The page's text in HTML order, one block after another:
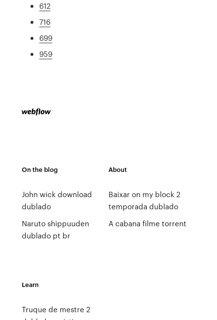
612
716
699
959
On the blog
John wick download
dublado
Naruto shippuuden
dublado pt br
About
Baixar on my block 2
temporada dublado
A cabana filme torrent
Learn
Truque de mestre 2